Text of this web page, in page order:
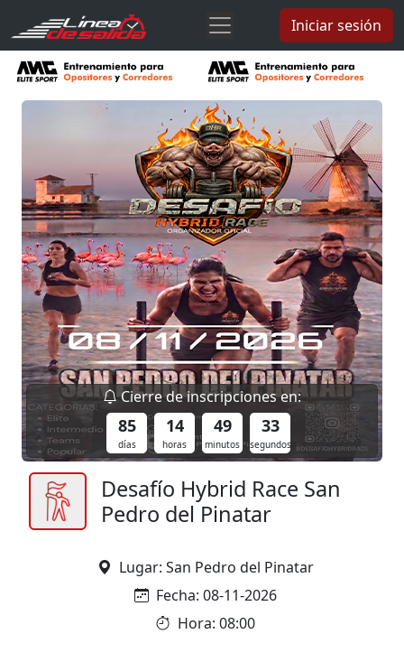
Iniciar sesión
Cierre de inscripciones en:
85
días
14
horas
49
minutos
32
segundos
Desafío Hybrid Race San
Pedro del Pinatar
Lugar: San Pedro del Pinatar
Fecha: 08-11-2026
Hora: 08:00